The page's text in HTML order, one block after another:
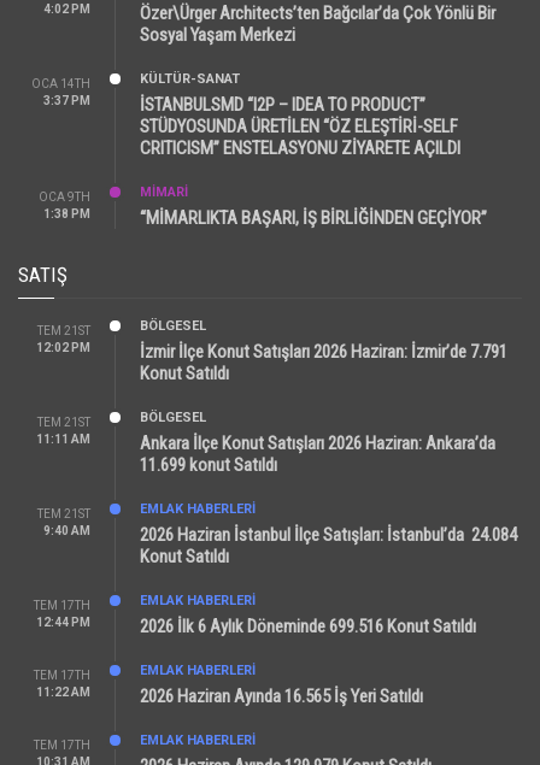
4:02 PM
Özer\Ürger Architects’ten Bağcılar’da Çok Yönlü Bir
Sosyal Yaşam Merkezi
OCA 14TH
3:37 PM
KÜLTÜR-SANAT
İSTANBULSMD “I2P – IDEA TO PRODUCT”
STÜDYOSUNDA ÜRETİLEN “ÖZ ELEŞTİRİ-SELF
CRITICISM” ENSTELASYONU ZİYARETE AÇILDI
OCA 9TH
1:38 PM
MİMARİ
“MİMARLIKTA BAŞARI, İŞ BİRLİĞİNDEN GEÇİYOR”
SATIŞ
TEM 21ST
12:02 PM
BÖLGESEL
İzmir İlçe Konut Satışları 2026 Haziran: İzmir’de 7.791
Konut Satıldı
TEM 21ST
11:11 AM
BÖLGESEL
Ankara İlçe Konut Satışları 2026 Haziran: Ankara’da
11.699 konut Satıldı
TEM 21ST
9:40 AM
EMLAK HABERLERI
2026 Haziran İstanbul İlçe Satışları: İstanbul’da 24.084
Konut Satıldı
TEM 17TH
12:44 PM
EMLAK HABERLERI
2026 İlk 6 Aylık Döneminde 699.516 Konut Satıldı
TEM 17TH
11:22 AM
EMLAK HABERLERI
2026 Haziran Ayında 16.565 İş Yeri Satıldı
TEM 17TH
10:31 AM
EMLAK HABERLERI